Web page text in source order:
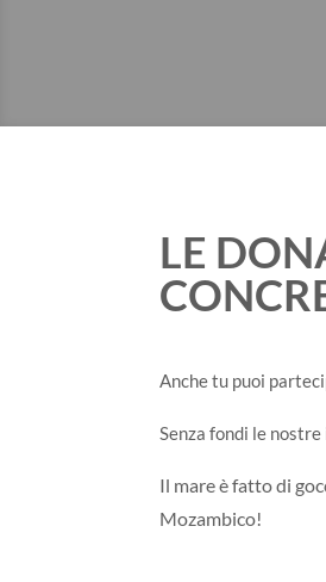
LE
Anche tu puoi
Senza fondi le
Il mare è fatto di
Mozambico!